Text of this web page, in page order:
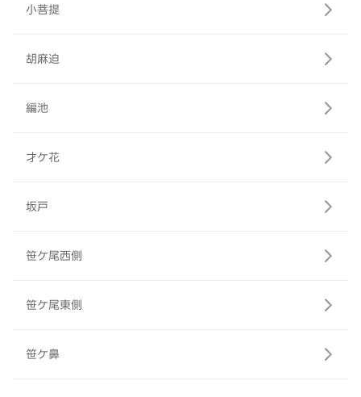
小菩提
胡麻迫
編池
才ケ花
坂戸
笹ケ尾西側
笹ケ尾東側
笹ケ鼻